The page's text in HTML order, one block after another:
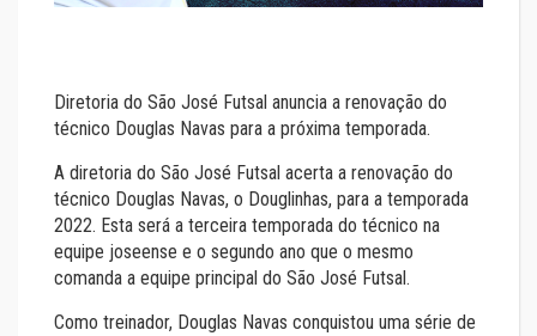
Diretoria do São José Futsal anuncia a renovação do
técnico Douglas Navas para a próxima temporada.
A diretoria do São José Futsal acerta a renovação do
técnico Douglas Navas, o Douglinhas, para a temporada
2022. Esta será a terceira temporada do técnico na
equipe joseense e o segundo ano que o mesmo
comanda a equipe principal do São José Futsal.
Como treinador, Douglas Navas conquistou uma série de